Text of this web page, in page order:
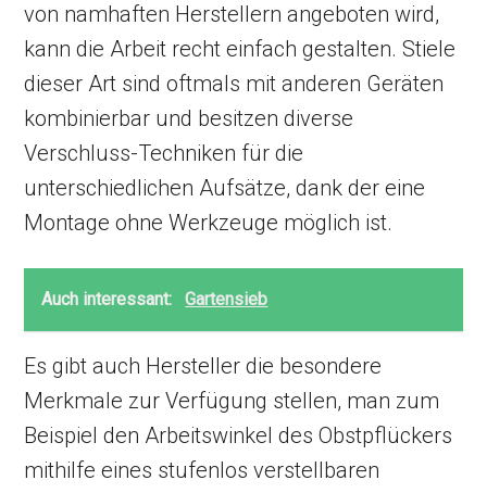
von namhaften Herstellern angeboten wird,
kann die Arbeit recht einfach gestalten. Stiele
dieser Art sind oftmals mit anderen Geräten
kombinierbar und besitzen diverse
Verschluss-Techniken für die
unterschiedlichen Aufsätze, dank der eine
Montage ohne Werkzeuge möglich ist.
Auch interessant: Gartensieb
Es gibt auch Hersteller die besondere
Merkmale zur Verfügung stellen, man zum
Beispiel den Arbeitswinkel des Obstpflückers
mithilfe eines stufenlos verstellbaren